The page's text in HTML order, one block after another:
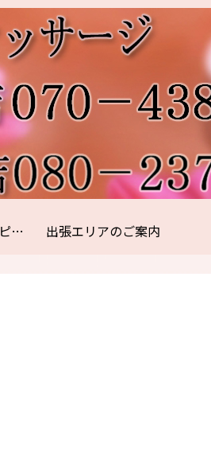
よくある質問 セラピスト紹介 出張エリアのご案内